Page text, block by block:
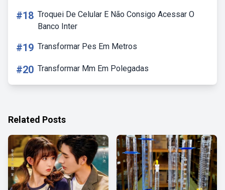
#18 Troquei De Celular E Não Consigo Acessar O
Banco Inter
#19 Transformar Pes Em Metros
#20 Transformar Mm Em Polegadas
Related Posts